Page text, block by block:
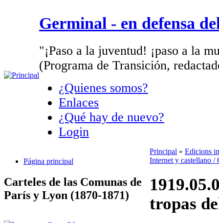
Germinal - en defensa
"¡Paso a la juventud! ¡paso a la
(Programa de Transición,
¿Quienes somos?
Enlaces
¿Qué hay de nuevo?
Login
Página principal
Carteles de las Comunas de
París y Lyon (1870-1871)
Principal » Edicions
Internet y castellano /
tropas